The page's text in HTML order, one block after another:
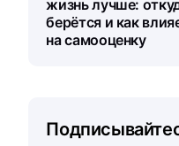
жизнь лучше:
берётся и как
на самооценку